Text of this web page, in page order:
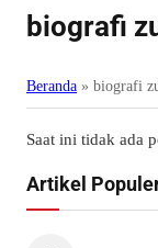
biografi
Beranda » biografi
Saat ini tidak ada
Artikel